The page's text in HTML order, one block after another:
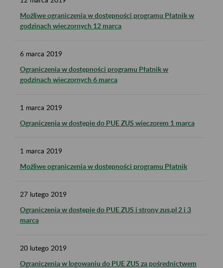
Możliwe ograniczenia w dostępności programu Płatnik w
godzinach wieczornych 12 marca
6 marca 2019
Ograniczenia w dostępności programu Płatnik w
godzinach wieczornych 6 marca
1 marca 2019
Ograniczenia w dostępie do PUE ZUS wieczorem 1 marca
1 marca 2019
Możliwe ograniczenia w dostępności programu Płatnik
27 lutego 2019
Ograniczenia w dostępie do PUE ZUS i strony zus.pl 2 i 3
marca
20 lutego 2019
Ograniczenia w logowaniu do PUE ZUS za pośrednictwem